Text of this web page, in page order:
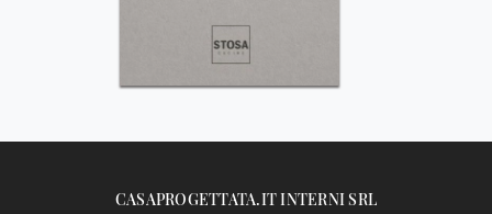
CASAPROGETTATA.IT INTERNI SRL